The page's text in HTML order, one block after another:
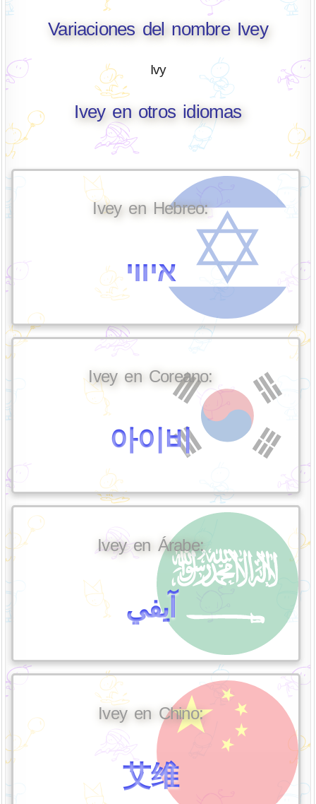
Variaciones del nombre Ivey
Ivy
Ivey en otros idiomas
Ivey en Hebreo:
איווי
Ivey en Coreano:
아이비
Ivey en Árabe:
آيفي
Ivey en Chino:
艾维